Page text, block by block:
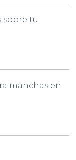
sobre tu
manchas en